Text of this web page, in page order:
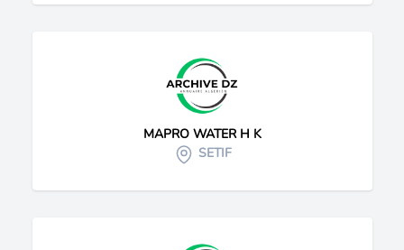
MAPRO WATER H K
SETIF